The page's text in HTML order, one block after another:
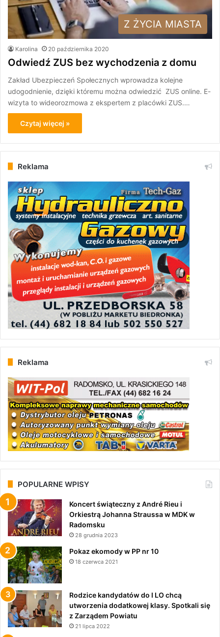
Z ŻYCIA MIASTA
Karolina 20 października 2020
Odwiedź ZUS bez wychodzenia z domu
Zakład Ubezpieczeń Społecznych wprowadza kolejne
udogodnienie, dzięki któremu można odwiedzić ZUS online. E-
wizyta to wideorozmowa z ekspertem z placówki ZUS.…
Czytaj więcej »
Reklama
Reklama
POPULARNE WPISY
Koncert świąteczny z André Rieu i
Orkiestrą Johanna Straussa w MDK w
Radomsku
28 grudnia 2023
Pokaz ekomody w PP nr 10
18 czerwca 2021
Rodzice kandydatów do I LO chcą
utworzenia dodatkowej klasy. Spotkali się
z Zarządem Powiatu
21 lipca 2022